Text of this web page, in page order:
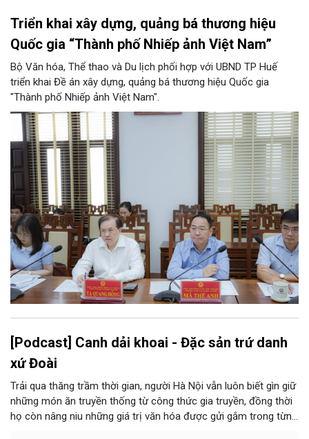
Triển khai xây dựng, quảng bá thương hiệu
Quốc gia “Thành phố Nhiếp ảnh Việt Nam”
Bộ Văn hóa, Thể thao và Du lịch phối hợp với UBND TP Huế
triển khai Đề án xây dựng, quảng bá thương hiệu Quốc gia
"Thành phố Nhiếp ảnh Việt Nam".
[Podcast] Canh dải khoai - Đặc sản trứ danh
xứ Đoài
Trải qua thăng trầm thời gian, người Hà Nội vẫn luôn biết gìn giữ
những món ăn truyền thống từ công thức gia truyền, đồng thời
họ còn nâng niu những giá trị văn hóa được gửi gắm trong từng